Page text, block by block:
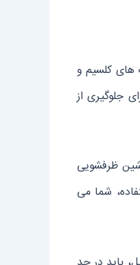
های کلسیم و
جلوگیری از
ظرفشویی
شما می